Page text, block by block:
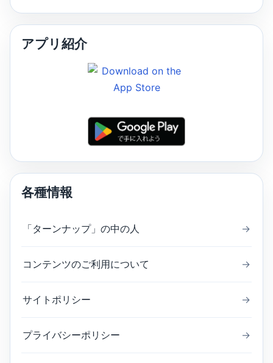
アプリ紹介
各種情報
「ターンナップ」の中の人 →
コンテンツのご利用について →
サイトポリシー →
プライバシーポリシー →